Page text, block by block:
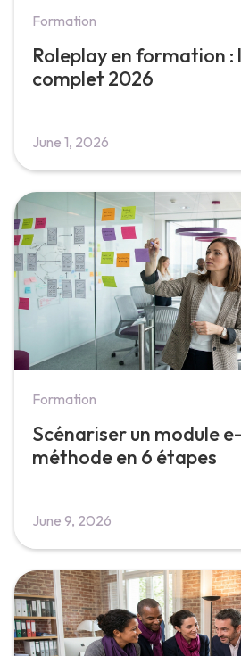
Formation
Roleplay en formation :
complet 2026
June 1, 2026
Formation
Scénariser un module
méthode en 6 étapes
June 9, 2026